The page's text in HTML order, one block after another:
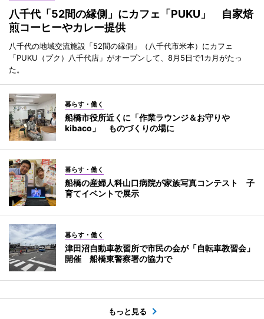
八千代「52間の縁側」にカフェ「PUKU」 自家焙
煎コーヒーやカレー提供
八千代の地域交流施設「52間の縁側」（八千代市米本）にカフェ
「PUKU（プク）八千代店」がオープンして、8月5日で1カ月がたっ
た。
暮らす・働く
船橋市役所近くに「作業ラウンジ＆お守りや
kibaco」 ものづくりの場に
暮らす・働く
船橋の産婦人科山口病院が家族写真コンテスト 子
育てイベントで展示
暮らす・働く
津田沼自動車教習所で市民の会が「自転車教習会」
開催 船橋東警察署の協力で
もっと見る